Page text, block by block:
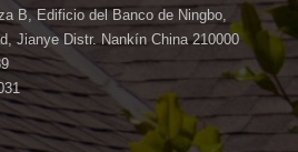
B, Edificio del Banco de Ningbo,
Jianye Distr. Nankín China 210000